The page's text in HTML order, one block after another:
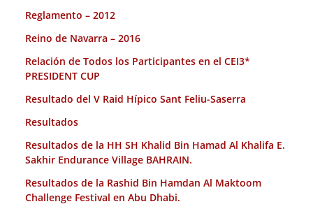
Reglamento – 2012
Reino de Navarra – 2016
Relación de Todos los Participantes en el CEI3*
PRESIDENT CUP
Resultado del V Raid Hípico Sant Feliu-Saserra
Resultados
Resultados de la HH SH Khalid Bin Hamad Al Khalifa E.
Sakhir Endurance Village BAHRAIN.
Resultados de la Rashid Bin Hamdan Al Maktoom
Challenge Festival en Abu Dhabi.